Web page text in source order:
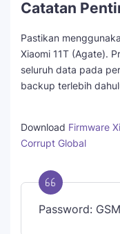
Catatan
Pastikan
Xiaomi 11T (Agate).
seluruh data pada
backup terlebih
Download Firmware
Corrupt Global
Password: